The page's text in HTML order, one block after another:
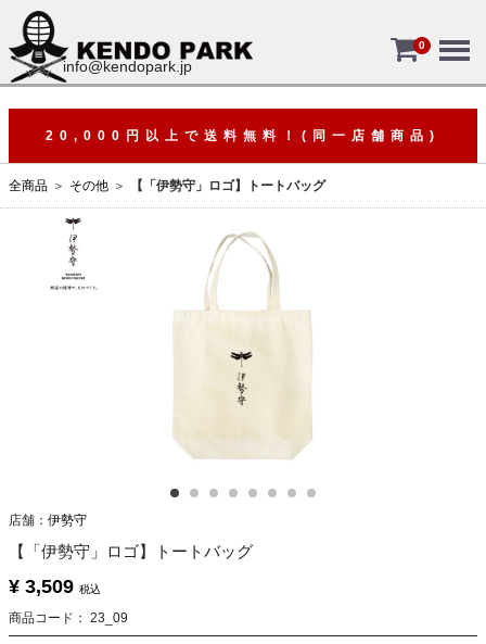
info@kendopark.jp
0
20,000円以上で送料無料！(同一店舗商品)
全商品 その他 【「伊勢守」ロゴ】トートバッグ
店舗： 伊勢守
【「伊勢守」ロゴ】トートバッグ
¥ 3,509 税込
商品コード： 23_09